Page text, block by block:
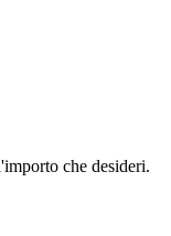
che desideri.